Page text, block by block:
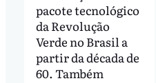
pacote tecnológico
da Revolução
Verde no Brasil a
partir da década de
60. Também